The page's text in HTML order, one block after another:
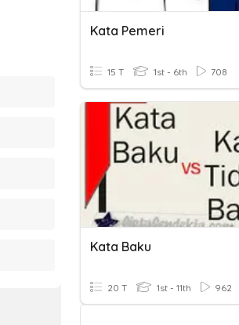
Kata Pemeri
15 T 1st - 6th 708
Kata Baku
20 T 1st - 11th 962